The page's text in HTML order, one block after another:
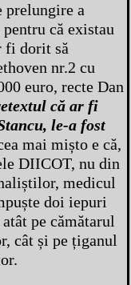
prelungire a
că existau
fi dorit să
nr.2 cu
euro, recte Dan
că ar fi
le-a fost
mai mișto e că,
DIICOT, nu din
medicul
doi iepuri
pe cămătarul
cât și pe țiganul